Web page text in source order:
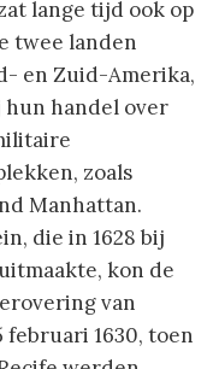
lange tijd ook op
twee landen
en Zuid-Amerika,
hun handel over
zoals
Manhattan.
die in 1628 bij
kon de
van
februari 1630, toen